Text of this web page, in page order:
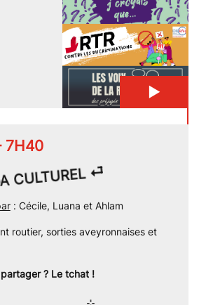
▶
7H40
CULTUREL ⏎
: Cécile, Luana et Ahlam
routier, sorties aveyronnaises et
? Le tchat !